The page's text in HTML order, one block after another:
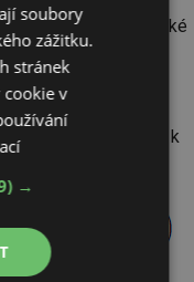
vzájemné mechanické
dvojitých
podhledů. U
spojů (tzv.
zvuku, což vede k
(31)
soubory
zážitku.
stránek
cookie v
→